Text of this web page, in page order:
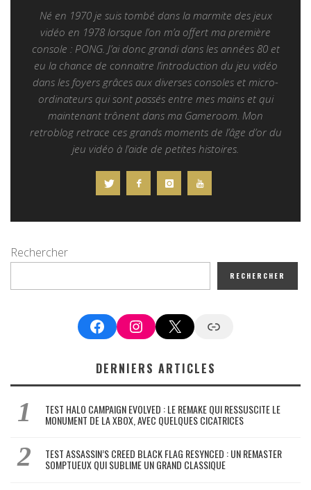
Né en 1970 je suis tombé dans la marmite des jeux
vidéo en 1978 lorsque l’on m’a offert ma première
console : PONG. J’ai donc grandi dans les années 80 et
eu la chance de connaitre l’introduction du jeu vidéo
dans les foyers grâces aux diverses consoles et micro-
ordinateurs qui sont passés entre mes mains et qui
maintenant trônent dans ma Gameroom. Mon
retroblog retrace ces grands moments de l’âge d’or du
jeu vidéo à l’aide de petites histoires.
Rechercher
RECHERCHER
FacebookInstagram
X Google News
DERNIERS ARTICLES
TEST HALO CAMPAIGN EVOLVED : LE REMAKE QUI RESSUSCITE LE
MONUMENT DE LA XBOX, AVEC QUELQUES CICATRICES
TEST ASSASSIN’S CREED BLACK FLAG RESYNCED : UN REMASTER
SOMPTUEUX QUI SUBLIME UN GRAND CLASSIQUE